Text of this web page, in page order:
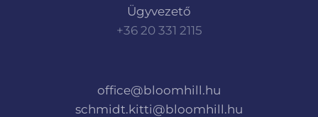
Ügyvezető
+36 20 331 2115
office@bloomhill.hu
schmidt.kitti@bloomhill.hu